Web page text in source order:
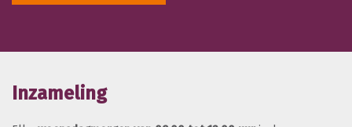
Inzameling